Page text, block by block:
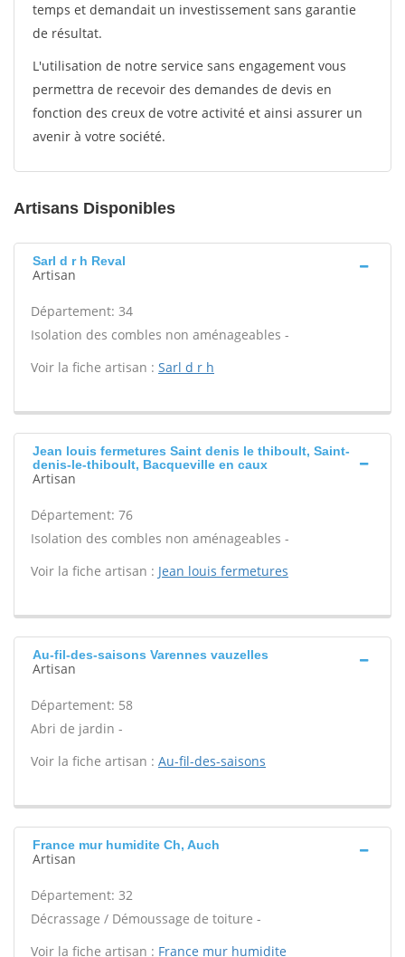
temps et demandait un investissement sans garantie
de résultat.
L'utilisation de notre service sans engagement vous
permettra de recevoir des demandes de devis en
fonction des creux de votre activité et ainsi assurer un
avenir à votre société.
Artisans Disponibles
Sarl d r h Reval
Artisan
Département: 34
Isolation des combles non aménageables -
Voir la fiche artisan : Sarl d r h
Jean louis fermetures Saint denis le thiboult, Saint-
denis-le-thiboult, Bacqueville en caux
Artisan
Département: 76
Isolation des combles non aménageables -
Voir la fiche artisan : Jean louis fermetures
Au-fil-des-saisons Varennes vauzelles
Artisan
Département: 58
Abri de jardin -
Voir la fiche artisan : Au-fil-des-saisons
France mur humidite Ch, Auch
Artisan
Département: 32
Décrassage / Démoussage de toiture -
Voir la fiche artisan : France mur humidite